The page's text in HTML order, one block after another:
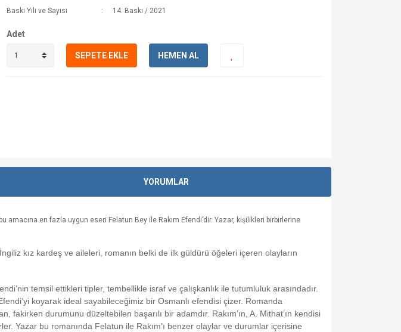
Baskı Yılı ve Sayısı
14. Baskı / 2021
Adet
SEPETE EKLE HEMEN AL
YORUMLAR
en fazla uygun eseri Felatun Bey ile Rakım Efendi’dir. Yazar, kişilikleri birbirlerine
kız kardeş ve aileleri, romanın belki de ilk güldürü öğeleri içeren olayların
temsil ettikleri tipler, tembellikle israf ve çalışkanlık ile tutumluluk arasındadır.
koyarak ideal sayabileceğimiz bir Osmanlı efendisi çizer. Romanda
durumunu düzeltebilen başarılı bir adamdır. Rakım’ın, A. Mithat’ın kendisi
Yazar bu romanında Felatun ile Rakım’ı benzer olaylar ve durumlar içerisine